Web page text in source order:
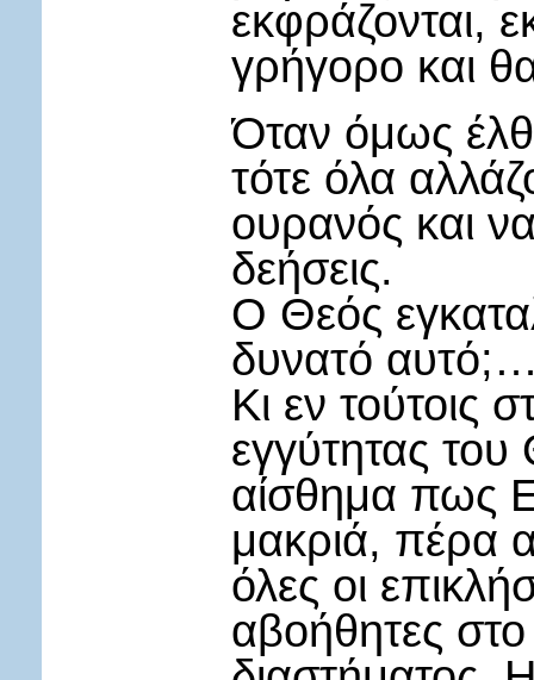
εκφράζονται,
γρήγορο και
Όταν όμως
τότε όλα
ουρανός και να
δεήσεις.
Ο Θεός
δυνατό
Κι εν τούτοις
εγγύτητας
αίσθημα πως
μακριά, πέρα
όλες οι
αβοήθητες